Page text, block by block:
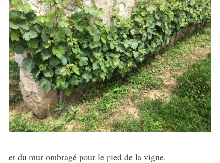
et du mur ombragé pour le pied de la vigne.